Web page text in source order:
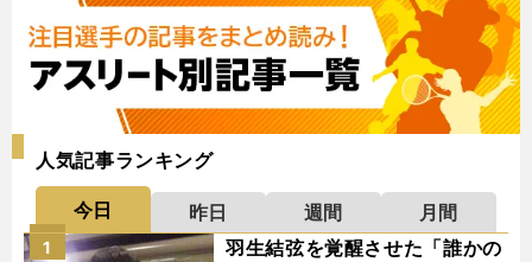
人気記事ランキング
今日 昨日 週間
月間
羽生結弦を覚醒させた「誰かの
1